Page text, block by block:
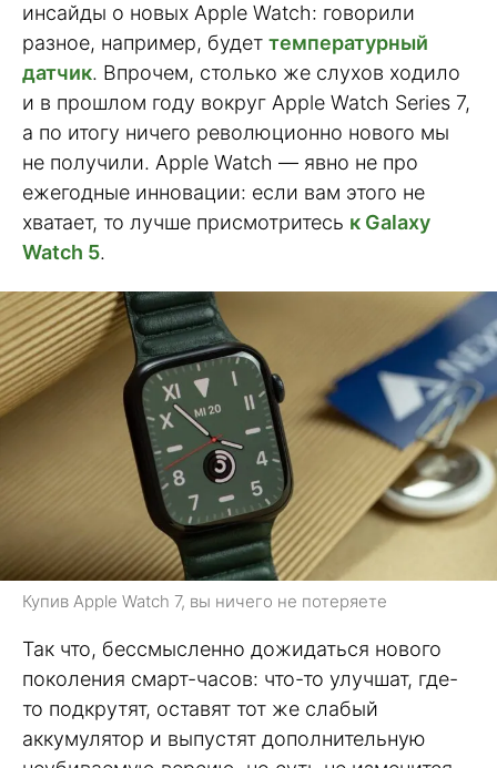
инсайды о новых Apple Watch: говорили
разное, например, будет температурный
датчик. Впрочем, столько же слухов ходило
и в прошлом году вокруг Apple Watch Series 7,
а по итогу ничего революционно нового мы
не получили. Apple Watch — явно не про
ежегодные инновации: если вам этого не
хватает, то лучше присмотритесь к Galaxy
Watch 5.
Купив Apple Watch 7, вы ничего не потеряете
Так что, бессмысленно дожидаться нового
поколения смарт-часов: что-то улучшат, где-
то подкрутят, оставят тот же слабый
аккумулятор и выпустят дополнительную